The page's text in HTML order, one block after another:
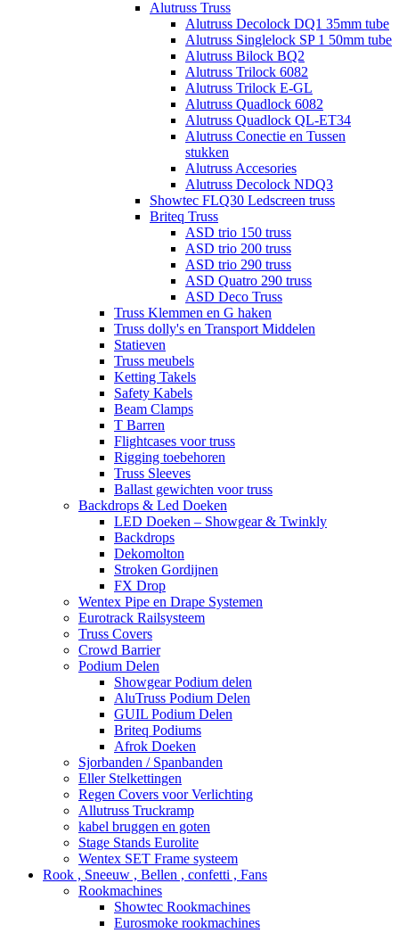
Alutruss Truss
Alutruss Decolock DQ1 35mm tube
Alutruss Singlelock SP 1 50mm tube
Alutruss Bilock BQ2
Alutruss Trilock 6082
Alutruss Trilock E-GL
Alutruss Quadlock 6082
Alutruss Quadlock QL-ET34
Alutruss Conectie en Tussen
stukken
Alutruss Accesories
Alutruss Decolock NDQ3
Showtec FLQ30 Ledscreen truss
Briteq Truss
ASD trio 150 truss
ASD trio 200 truss
ASD trio 290 truss
ASD Quatro 290 truss
ASD Deco Truss
Truss Klemmen en G haken
Truss dolly's en Transport Middelen
Statieven
Truss meubels
Ketting Takels
Safety Kabels
Beam Clamps
T Barren
Flightcases voor truss
Rigging toebehoren
Truss Sleeves
Ballast gewichten voor truss
Backdrops & Led Doeken
LED Doeken – Showgear & Twinkly
Backdrops
Dekomolton
Stroken Gordijnen
FX Drop
Wentex Pipe en Drape Systemen
Eurotrack Railsysteem
Truss Covers
Crowd Barrier
Podium Delen
Showgear Podium delen
AluTruss Podium Delen
GUIL Podium Delen
Briteq Podiums
Afrok Doeken
Sjorbanden / Spanbanden
Eller Stelkettingen
Regen Covers voor Verlichting
Allutruss Truckramp
kabel bruggen en goten
Stage Stands Eurolite
Wentex SET Frame systeem
Rook , Sneeuw , Bellen , confetti , Fans
Rookmachines
Showtec Rookmachines
Eurosmoke rookmachines